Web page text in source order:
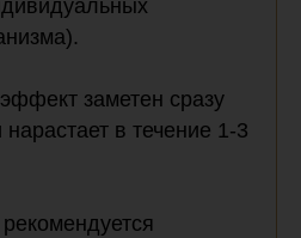
заметен сразу
в течение 1-3